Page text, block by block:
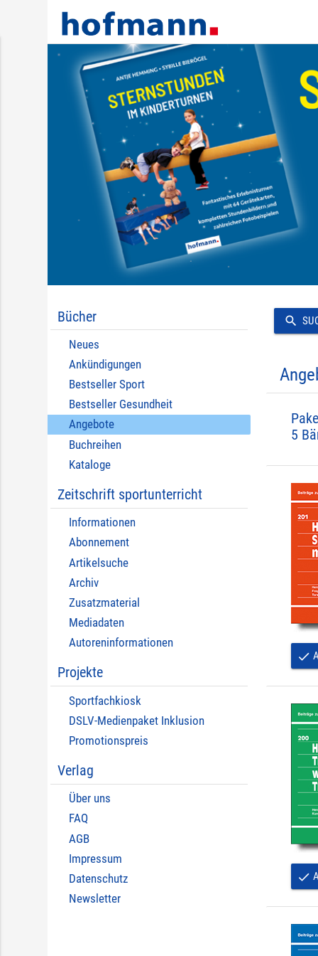
Bücher
Neues
Ankündigungen
Bestseller Sport
Bestseller Gesundheit
Angebote
Buchreihen
Kataloge
Zeitschrift sportunterricht
Informationen
Abonnement
Artikelsuche
Archiv
Zusatzmaterial
Mediadaten
Autoreninformationen
Projekte
Sportfachkiosk
DSLV-Medienpaket Inklusion
Promotionspreis
Verlag
Über uns
FAQ
AGB
Impressum
Datenschutz
Newsletter
search
5
done
done